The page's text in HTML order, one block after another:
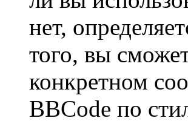
нет,
того, вы
конкретном
BBCode по